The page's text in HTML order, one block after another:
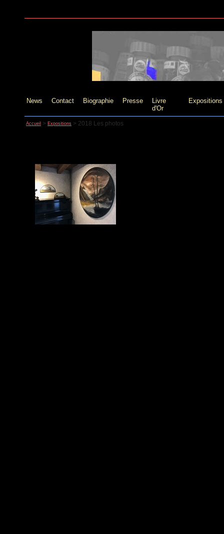
News Contact Biographie Presse
Livre
d'Or
Expositions
Accueil > Expositions > 2018 Les photos